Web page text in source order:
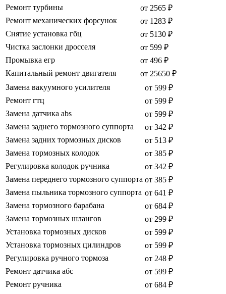
Ремонт турбины
от 2565 ₽
Ремонт механических форсунок
от 1283 ₽
Снятие установка гбц
от 5130 ₽
Чистка заслонки дросселя
от 599 ₽
Промывка егр
от 496 ₽
Капитальный ремонт двигателя
от 25650 ₽
Замена вакуумного усилителя
от 599 ₽
Ремонт гтц
от 599 ₽
Замена датчика abs
от 599 ₽
Замена заднего тормозного суппорта
от 342 ₽
Замена задних тормозных дисков
от 513 ₽
Замена тормозных колодок
от 385 ₽
Регулировка колодок ручника
от 342 ₽
Замена переднего тормозного суппорта от 385 ₽
Замена пыльника тормозного суппорта от 641 ₽
Замена тормозного барабана
от 684 ₽
Замена тормозных шлангов
от 299 ₽
Установка тормозных дисков
от 599 ₽
Установка тормозных цилиндров
от 599 ₽
Регулировка ручного тормоза
от 248 ₽
Ремонт датчика абс
от 599 ₽
Ремонт ручника
от 684 ₽